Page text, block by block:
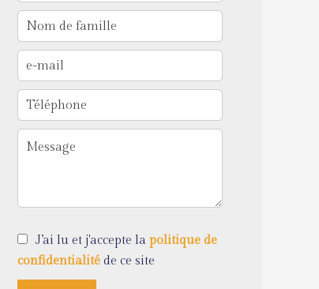
J’ai lu et j'accepte la politique de
confidentialité de ce site